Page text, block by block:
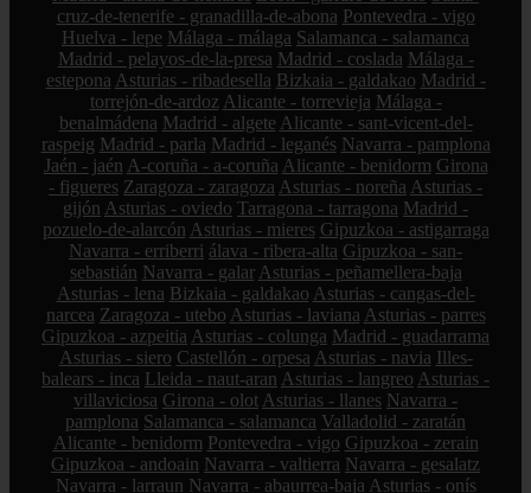
cruz-de-tenerife - granadilla-de-abona Pontevedra - vigo
Huelva - lepe Málaga - málaga Salamanca - salamanca
Madrid - pelayos-de-la-presa Madrid - coslada Málaga -
estepona Asturias - ribadesella Bizkaia - galdakao Madrid -
torrejón-de-ardoz Alicante - torrevieja Málaga -
benalmádena Madrid - algete Alicante - sant-vicent-del-
raspeig Madrid - parla Madrid - leganés Navarra - pamplona
Jaén - jaén A-coruña - a-coruña Alicante - benidorm Girona
- figueres Zaragoza - zaragoza Asturias - noreña Asturias -
gijón Asturias - oviedo Tarragona - tarragona Madrid -
pozuelo-de-alarcón Asturias - mieres Gipuzkoa - astigarraga
Navarra - erriberri álava - ribera-alta Gipuzkoa - san-
sebastián Navarra - galar Asturias - peñamellera-baja
Asturias - lena Bizkaia - galdakao Asturias - cangas-del-
narcea Zaragoza - utebo Asturias - laviana Asturias - parres
Gipuzkoa - azpeitia Asturias - colunga Madrid - guadarrama
Asturias - siero Castellón - orpesa Asturias - navia Illes-
balears - inca Lleida - naut-aran Asturias - langreo Asturias -
villaviciosa Girona - olot Asturias - llanes Navarra -
pamplona Salamanca - salamanca Valladolid - zaratán
Alicante - benidorm Pontevedra - vigo Gipuzkoa - zerain
Gipuzkoa - andoain Navarra - valtierra Navarra - gesalatz
Navarra - larraun Navarra - abaurrea-baja Asturias - onís